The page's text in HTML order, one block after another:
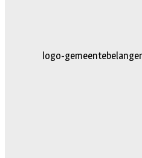
AG-Techniek